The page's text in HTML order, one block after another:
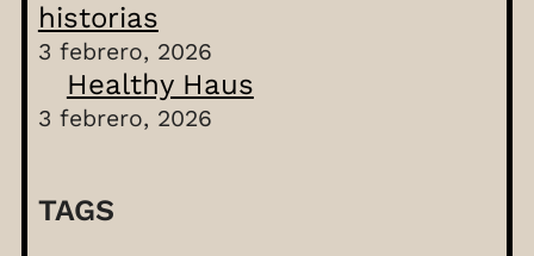
historias
3 febrero, 2026
Healthy Haus
3 febrero, 2026
TAGS